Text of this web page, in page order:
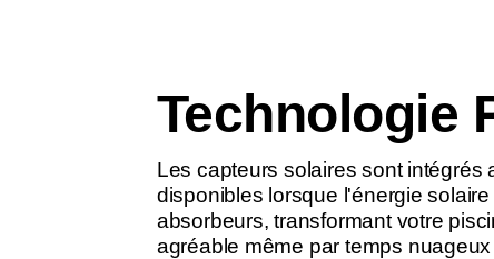
Technologie
Les capteurs solaires sont intégrés
disponibles lorsque l'énergie
absorbeurs, transformant votre
agréable même par temps